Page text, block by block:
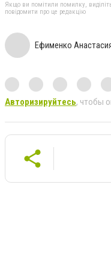
Якщо ви помітили помилку,
повідомити про це редакцію
Ефименко
Авторизируйтесь, чтобы